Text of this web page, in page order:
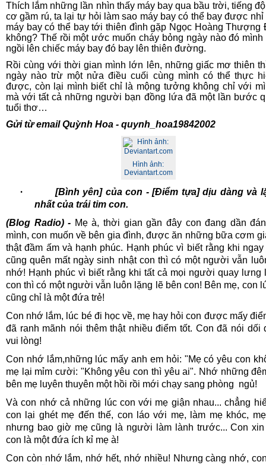
Thích lắm những lần nhìn thấy máy bay qua bầu trời, tiếng
cơ gầm rú, ta lại tự hỏi làm sao máy bay có thể bay được nhỉ
máy bay có thể bay tới thiên đình gặp Ngọc Hoàng Thượng
không? Thế rồi một ước muốn cháy bỏng ngày nào đó mình
ngồi lên chiếc máy bay đó bay lên thiên đường.
Rồi cùng với thời gian mình lớn lên, những giấc mơ thiên
ngày nào trừ một nửa điều cuối cùng mình có thể thực
được, còn lại mình biết chỉ là mộng tưởng không chỉ với
mà với tất cả những người bạn đồng lứa đã một lần bước
tuổi thơ…
Gửi từ email Quỳnh Hoa - quynh_hoa19842002
Hình ảnh:
Deviantart.com
·
[Bình yên] của con - [Điểm tựa] dịu dàng và
nhất của trái tim con.
(Blog Radio)- Mẹ à, thời gian gần đây con đang dần
mình, con muốn về bên gia đình, được ăn những bữa cơm
thật đầm ấm và hạnh phúc. Hạnh phúc vì biết rằng khi
cũng quên mất ngày sinh nhật con thì có một người vẫn
nhớ! Hạnh phúc vì biết rằng khi tất cả mọi người quay lưng
con thì có một người vẫn luôn lặng lẽ bên con! Bên mẹ, con
cũng chỉ là một đứa trẻ!
Con nhớ lắm, lúc bé đi học về, mẹ hay hỏi con được mấy
đã ranh mãnh nói thêm thật nhiều điểm tốt. Con đã nói dối
vui lòng!
Con nhớ lắm,những lúc mấy anh em hỏi: "Mẹ có yêu con
mẹ lại mỉm cười: "Không yêu con thì yêu ai". Nhớ những
bên mẹ luyên thuyên một hồi rồi mới chạy sang phòng ngủ!
Và con nhớ cả những lúc con với mẹ giận nhau... chẳng
con lại ghét mẹ đến thế, con láo với mẹ, làm mẹ khóc,
nhưng bao giờ mẹ cũng là người làm lành trước... Con
con là một đứa ích kỉ mẹ à!
Con còn nhớ lắm, nhớ hết, nhớ nhiều! Nhưng càng nhớ,